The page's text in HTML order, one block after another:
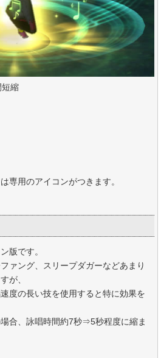
短縮
専用のアイコンがつきます。
版です。
ァング、スリープダガーなどあまり
が、
度の長い技を使用すると特に効果を
合、詠唱時間約7秒⇒5秒程度に縮ま